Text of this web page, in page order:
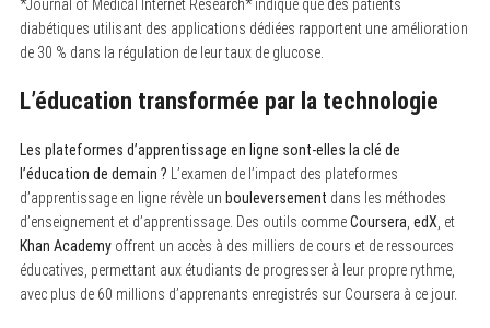
*Journal of Medical Internet Research* indique que des patients
diabétiques utilisant des applications dédiées rapportent une amélioration
de 30 % dans la régulation de leur taux de glucose.
L’éducation transformée par la technologie
Les plateformes d’apprentissage en ligne sont-elles la clé de
l’éducation de demain ? L’examen de l’impact des plateformes
d’apprentissage en ligne révèle un bouleversement dans les méthodes
d’enseignement et d’apprentissage. Des outils commeCoursera edX , et
Khan Academyoffrent un accès à des milliers de cours et de ressources
éducatives, permettant aux étudiants de progresser à leur propre rythme,
avec plus de 60 millions d’apprenants enregistrés sur Coursera à ce jour.
S
e
r
c